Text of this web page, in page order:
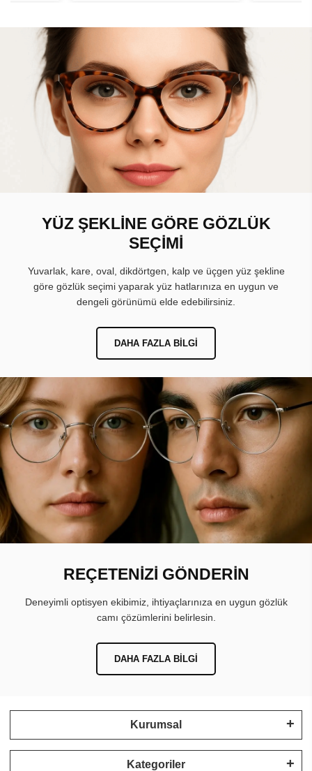
YÜZ ŞEKLİNE GÖRE GÖZLÜK
SEÇİMİ
Yuvarlak, kare, oval, dikdörtgen, kalp ve üçgen yüz şekline
göre gözlük seçimi yaparak yüz hatlarınıza en uygun ve
dengeli görünümü elde edebilirsiniz.
DAHA FAZLA BILGI
REÇETENİZİ GÖNDERİN
Deneyimli optisyen ekibimiz, ihtiyaçlarınıza en uygun gözlük
camı çözümlerini belirlesin.
DAHA FAZLA BILGI
Kurumsal
Kategoriler